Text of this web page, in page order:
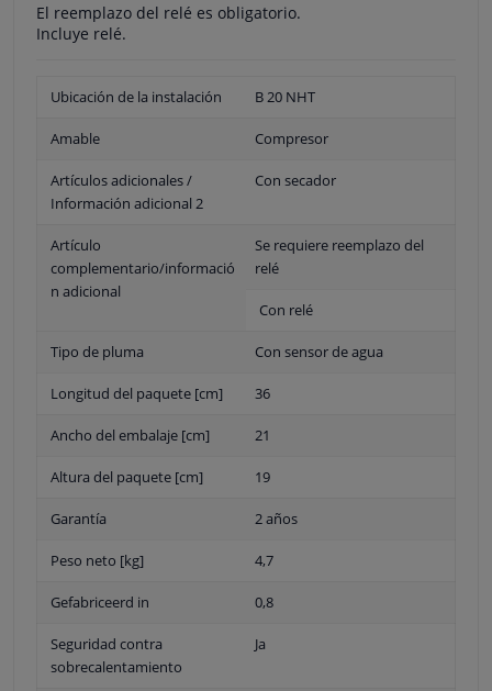
El reemplazo del relé es obligatorio.
Incluye relé.
Ubicación de la instalación B 20 NHT
Amable Compresor
Artículos adicionales /
Información adicional 2
Con secador
Artículo
complementario/informació
n adicional
Se requiere reemplazo del
relé
Con relé
Tipo de pluma Con sensor de agua
Longitud del paquete [cm] 36
Ancho del embalaje [cm] 21
Altura del paquete [cm] 19
Garantía 2 años
Peso neto [kg] 4,7
Gefabriceerd in 0,8
Seguridad contra
sobrecalentamiento
Ja